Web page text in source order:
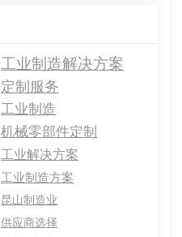
工业制造解决方案
定制服务
工业制造
机械零部件定制
工业解决方案
工业制造方案
昆山制造业
供应商选择